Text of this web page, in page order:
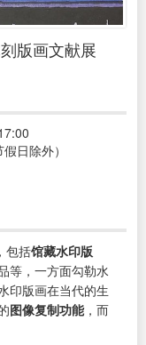
版画文献展
日除外）
，包括馆藏水印版
等，一方面勾勒水
印版画在当代的生
图像复制功能，而